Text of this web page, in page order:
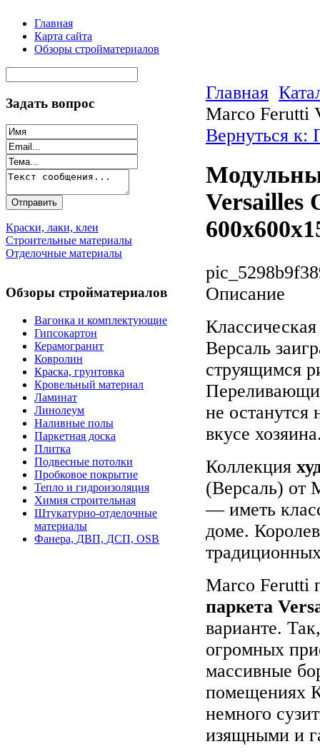
Главная
Карта сайта
Обзоры стройматериалов
Задать вопрос
Краски, лаки, клеи
Строительные материалы
Отделочные материалы
Обзоры стройматериалов
Вагонка и комплектующие
Гипсокартон
Керамогранит
Ковролин
Краска, грунтовка
Кровельный материал
Ламинат
Линолеум
Наливные полы
Паркетная доска
Плитка
Подвесные потолки
Пробковое покрытие
Тепло и гидроизоляция
Химия строительная
Штукатурно-отделочные
материалы
Фанера, ДВП, ДСП, OSB
Главная
Marco Ferutti
Вернуться к:
Versailles
Описание
Версаль
струящимся
не останутся
вкусе
Коллекция
(Версаль) от
— иметь
доме.
Marco Ferutti
паркета
варианте.
огромных
массивные
помещениях
немного
изящными и